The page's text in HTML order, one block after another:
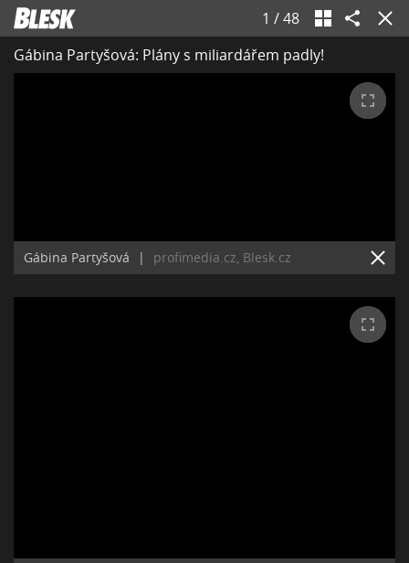
1 /48
Gábina Partyšová: Plány s miliardářem padly!
Gábina Partyšová | profimedia.cz, Blesk.cz